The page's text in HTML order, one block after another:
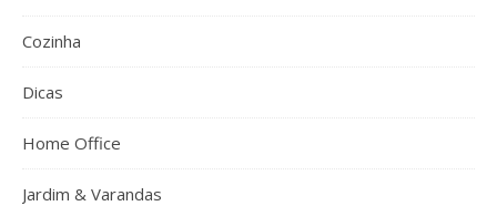
Cozinha
Dicas
Home Office
Jardim & Varandas